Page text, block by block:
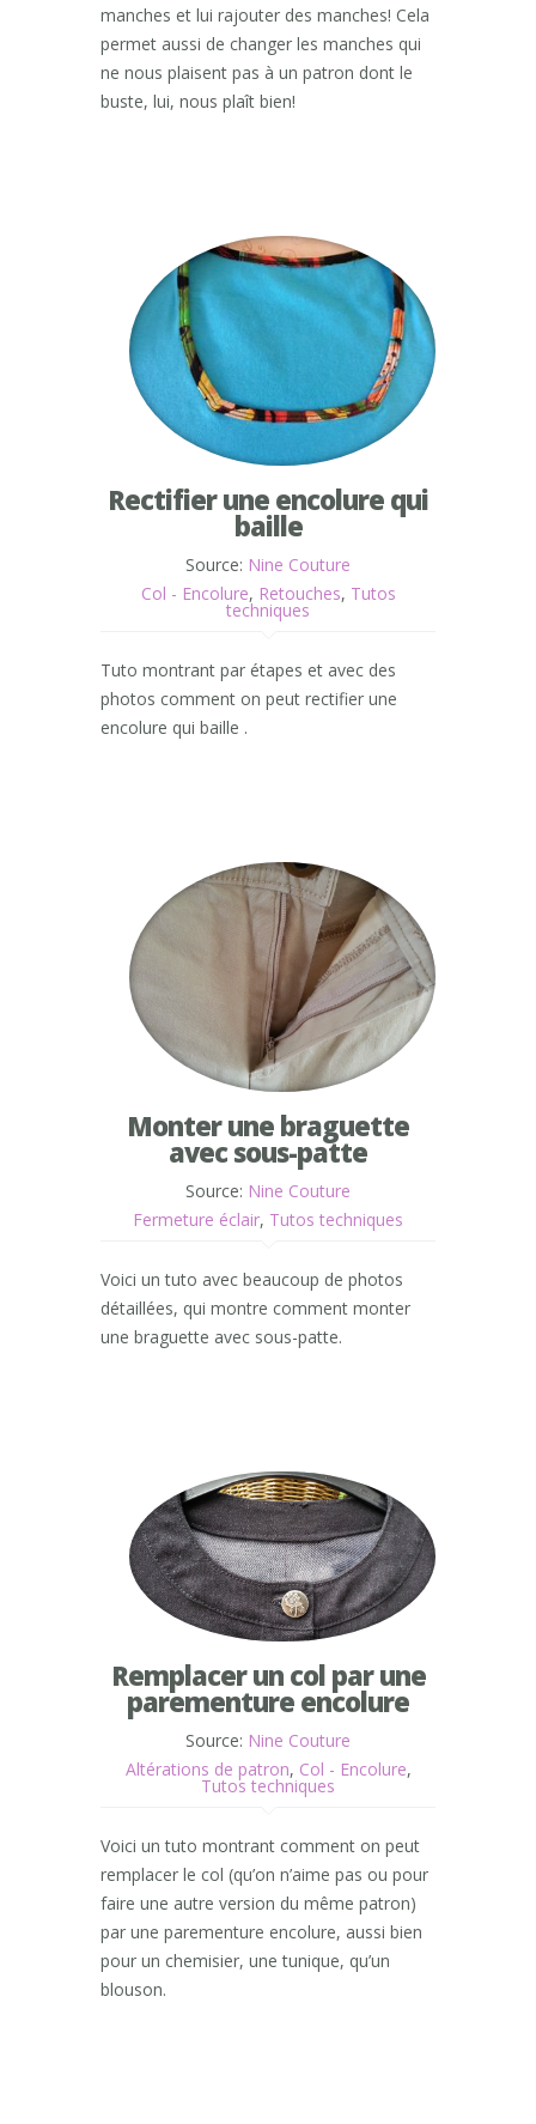
manches et lui rajouter des manches! Cela
permet aussi de changer les manches qui
ne nous plaisent pas à un patron dont le
buste, lui, nous plaît bien!
Rectifier une encolure qui
baille
Source: Nine Couture
Col - Encolure, Retouches, Tutos
techniques
Tuto montrant par étapes et avec des
photos comment on peut rectifier une
encolure qui baille .
Monter une braguette
avec sous-patte
Source: Nine Couture
Fermeture éclair, Tutos techniques
Voici un tuto avec beaucoup de photos
détaillées, qui montre comment monter
une braguette avec sous-patte.
Remplacer un col par une
parementure encolure
Source: Nine Couture
Altérations de patron, Col - Encolure,
Tutos techniques
Voici un tuto montrant comment on peut
remplacer le col (qu’on n’aime pas ou pour
faire une autre version du même patron)
par une parementure encolure, aussi bien
pour un chemisier, une tunique, qu’un
blouson.